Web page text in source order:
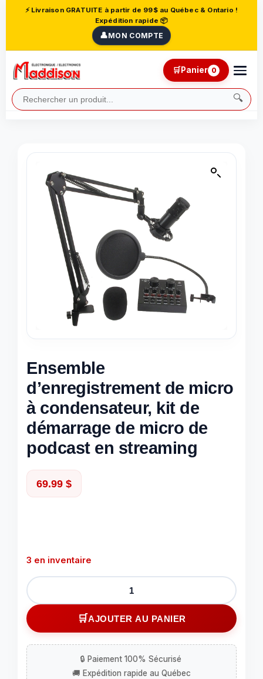
⚡ Livraison GRATUITE à partir de 99$ au Québec & Ontario !
Expédition rapide 📦
👤MON COMPTE
🔍
🛒Panier 0
Ensemble
d’enregistrement de micro
à condensateur, kit de
démarrage de micro de
podcast en streaming
69.99 $
3 en inventaire
quantité
de
Ensemble
d'enregistrement
de
micro
à
AJOUTER AU PANIER